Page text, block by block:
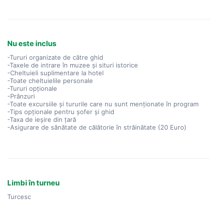
Nu este inclus
-Tururi organizate de către ghid
-Taxele de intrare în muzee și situri istorice
-Cheltuieli suplimentare la hotel
-Toate cheltuielile personale
-Tururi opționale
-Prânzuri
-Toate excursiile și tururile care nu sunt menționate în program
-Tips opționale pentru șofer și ghid
-Taxa de ieșire din țară
-Asigurare de sănătate de călătorie în străinătate (20 Euro)
Limbi în turneu
Turcesc